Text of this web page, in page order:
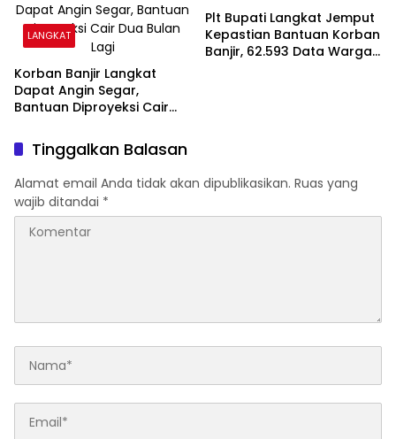
LANGKAT
Korban Banjir Langkat
Dapat Angin Segar,
Bantuan Diproyeksi Cair
Plt Bupati Langkat Jemput
Kepastian Bantuan Korban
Banjir, 62.593 Data Warga
Tinggalkan Balasan
Alamat email Anda tidak akan dipublikasikan. Ruas yang
wajib ditandai *